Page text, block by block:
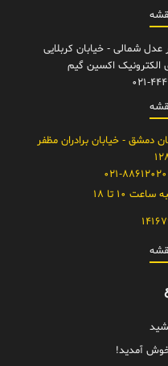
عدل شمالی - خیابان کربلایی
الکترونیک اکسین گیم
021-
دمشق - خیابان برادران مظفر
10 تا 18